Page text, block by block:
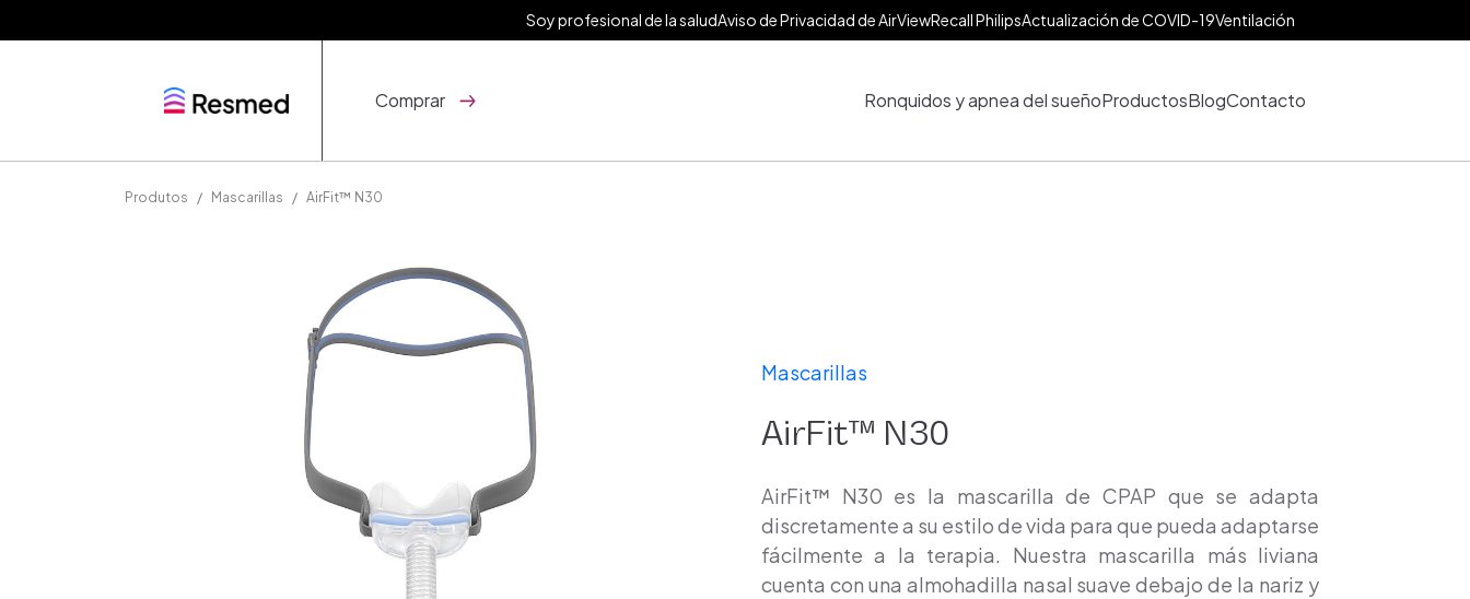
Soy profesional de la saludAviso de Privacidad de AirViewRecall PhilipsActualización de COVID-19Ventilación
Comprar Ronquidos y apnea del sueñoProductosBlogContacto
Produtos Mascarillas AirFit™ N30
Mascarillas
AirFit™ N30
AirFit™ N30 es la mascarilla de CPAP que se adapta
discretamente a su estilo de vida para que pueda adaptarse
fácilmente a la terapia. Nuestra mascarilla más liviana
cuenta con una almohadilla nasal suave debajo de la nariz y